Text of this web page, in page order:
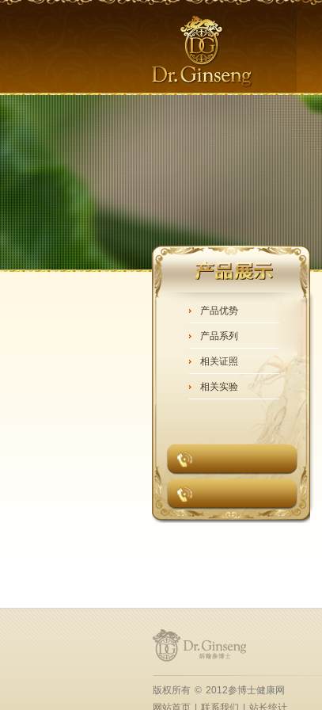
产品优势
产品系列
相关证照
相关实验
版权所有 © 2012参博士健康网
网站首页
联系我们 站长统计